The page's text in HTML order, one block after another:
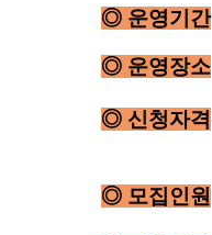
◎ 운영기간
◎ 운영장소
◎ 신청자격
◎ 모집인원